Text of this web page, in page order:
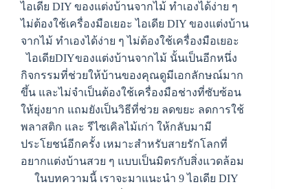
ไอเดีย DIY ของแต่งบ้านจากไม้ ทำเองได้ง่าย ๆ
ไม่ต้องใช้เครื่องมือเยอะ ไอเดีย DIY ของแต่งบ้าน
จากไม้ ทำเองได้ง่าย ๆ ไม่ต้องใช้เครื่องมือเยอะ
ไอเดียDIYของแต่งบ้านจากไม้ นั้นเป็นอีกหนึ่ง
กิจกรรมที่ช่วยให้บ้านของคุณดูมีเอกลักษณ์มาก
ขึ้น และไม่จำเป็นต้องใช้เครื่องมือช่างที่ซับซ้อน
ให้ยุ่งยาก แถมยังเป็นวิธีที่ช่วย ลดขยะ ลดการใช้
พลาสติก และ รีไซเคิลไม้เก่า ให้กลับมามี
ประโยชน์อีกครั้ง เหมาะสำหรับสายรักโลกที่
อยากแต่งบ้านสวย ๆ แบบเป็นมิตรกับสิ่งแวดล้อม
ในบทความนี้ เราจะมาแนะนำ 9 ไอเดีย DIY